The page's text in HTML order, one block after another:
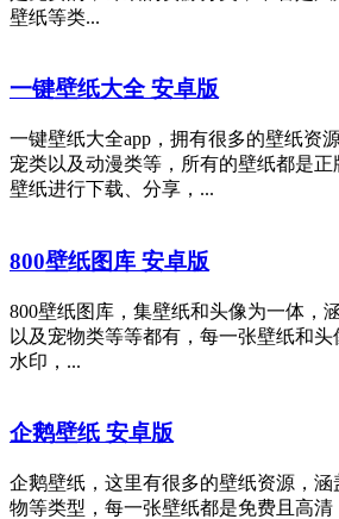
壁纸等类...
一键壁纸大全 安卓版
一键壁纸大全app，拥有很多的壁纸资
宠类以及动漫类等，所有的壁纸都是
壁纸进行下载、分享，...
800壁纸图库 安卓版
800壁纸图库，集壁纸和头像为一体，
以及宠物类等等都有，每一张壁纸和
水印，...
企鹅壁纸 安卓版
企鹅壁纸，这里有很多的壁纸资源，
物等类型，每一张壁纸都是免费且高